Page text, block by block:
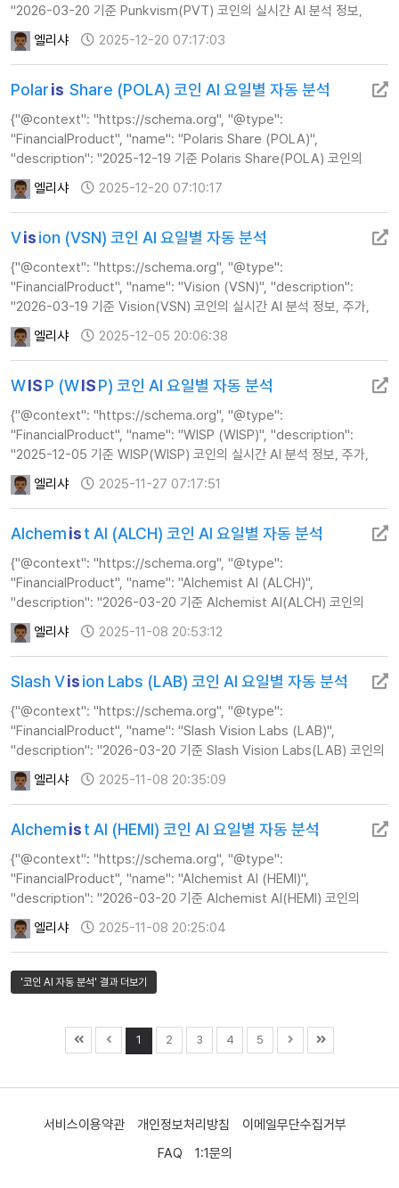
"2026-03-20 기준 Punkvism(PVT) 코인의 실시간 AI 분석 정보,
주가, 기술적 지표 및 투자 전략 가이드를 제공합니다.", "url":
"https://www.…
엘리샤 2025-12-20 07:17:03
Polaris Share (POLA) 코인 AI 요일별 자동 분석
{"@context": "https://schema.org", "@type":
"FinancialProduct", "name": "Polaris Share (POLA)",
"description": "2025-12-19 기준 Polaris Share(POLA) 코인의
실시간 AI 분석 정보, 주가, 기술적 지표 및 투자 전략 가이드를
제공합니다.", "url": "…
엘리샤 2025-12-20 07:10:17
Vision (VSN) 코인 AI 요일별 자동 분석
{"@context": "https://schema.org", "@type":
"FinancialProduct", "name": "Vision (VSN)", "description":
"2026-03-19 기준 Vision(VSN) 코인의 실시간 AI 분석 정보, 주가,
기술적 지표 및 투자 전략 가이드를 제공합니다.", "url":
"https://www.calc…
엘리샤 2025-12-05 20:06:38
WISP (WISP) 코인 AI 요일별 자동 분석
{"@context": "https://schema.org", "@type":
"FinancialProduct", "name": "WISP (WISP)", "description":
"2025-12-05 기준 WISP(WISP) 코인의 실시간 AI 분석 정보, 주가,
기술적 지표 및 투자 전략 가이드를 제공합니다.", "url":
"https://www.calcul…
엘리샤 2025-11-27 07:17:51
Alchemist AI (ALCH) 코인 AI 요일별 자동 분석
{"@context": "https://schema.org", "@type":
"FinancialProduct", "name": "Alchemist AI (ALCH)",
"description": "2026-03-20 기준 Alchemist AI(ALCH) 코인의
실시간 AI 분석 정보, 주가, 기술적 지표 및 투자 전략 가이드를
제공합니다.", "url": "ht…
엘리샤 2025-11-08 20:53:12
Slash Vision Labs (LAB) 코인 AI 요일별 자동 분석
{"@context": "https://schema.org", "@type":
"FinancialProduct", "name": "Slash Vision Labs (LAB)",
"description": "2026-03-20 기준 Slash Vision Labs(LAB) 코인의
실시간 AI 분석 정보, 주가, 기술적 지표 및 투자 전략 가이드를
제공합니다.", "url": …
엘리샤 2025-11-08 20:35:09
Alchemist AI (HEMI) 코인 AI 요일별 자동 분석
{"@context": "https://schema.org", "@type":
"FinancialProduct", "name": "Alchemist AI (HEMI)",
"description": "2026-03-20 기준 Alchemist AI(HEMI) 코인의
실시간 AI 분석 정보, 주가, 기술적 지표 및 투자 전략 가이드를
제공합니다.", "url": "ht…
엘리샤 2025-11-08 20:25:04
'코인 AI 자동 분석' 결과 더보기
1 2 3 4 5
서비스이용약관 개인정보처리방침
이메일무단수집거부
FAQ
1:1문의